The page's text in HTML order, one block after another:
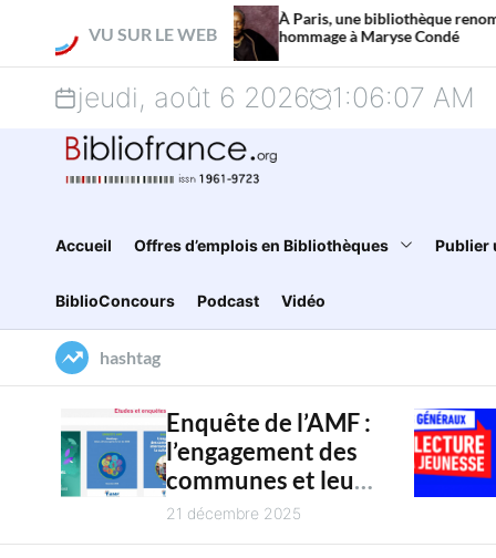
k
o
VU SUR LE WEB
À Paris, une bibliothèque renommée en
hommage à Maryse Condé
jeudi, août 6 2026 1 :06:08 AM
Accueil Offres d’emplois en Bibliothèques Publier
BiblioConcours Podcast Vidéo
hashtag
Enquête de l’AMF :
l’engagement des
communes et leur
intercommunalité
pour la culture en
21 décembre 2025